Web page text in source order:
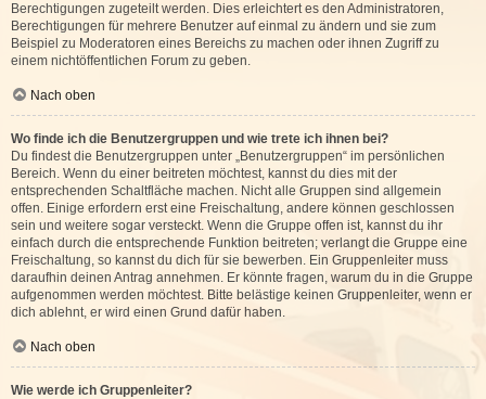
Berechtigungen zugeteilt werden. Dies erleichtert es den Administratoren,
Berechtigungen für mehrere Benutzer auf einmal zu ändern und sie zum
Beispiel zu Moderatoren eines Bereichs zu machen oder ihnen Zugriff zu
einem nichtöffentlichen Forum zu geben.
Nach oben
Wo finde ich die Benutzergruppen und wie trete ich ihnen bei?
Du findest die Benutzergruppen unter „Benutzergruppen“ im persönlichen
Bereich. Wenn du einer beitreten möchtest, kannst du dies mit der
entsprechenden Schaltfläche machen. Nicht alle Gruppen sind allgemein
offen. Einige erfordern erst eine Freischaltung, andere können geschlossen
sein und weitere sogar versteckt. Wenn die Gruppe offen ist, kannst du ihr
einfach durch die entsprechende Funktion beitreten; verlangt die Gruppe eine
Freischaltung, so kannst du dich für sie bewerben. Ein Gruppenleiter muss
daraufhin deinen Antrag annehmen. Er könnte fragen, warum du in die Gruppe
aufgenommen werden möchtest. Bitte belästige keinen Gruppenleiter, wenn er
dich ablehnt, er wird einen Grund dafür haben.
Nach oben
Wie werde ich Gruppenleiter?